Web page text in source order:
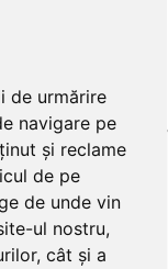
de urmărire
navigare pe
și reclame
de pe
de unde vin
ul nostru,
cât și a